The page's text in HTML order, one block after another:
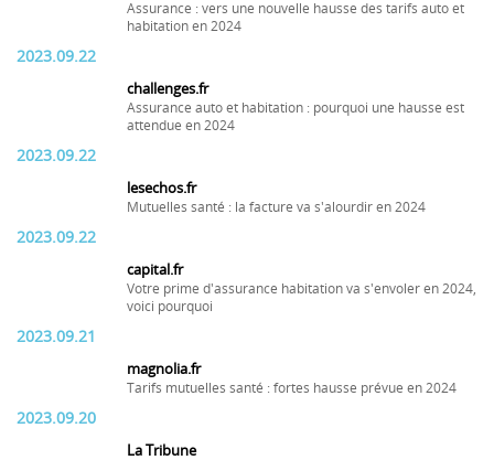
Assurance : vers une nouvelle hausse des tarifs auto et
habitation en 2024
2023.09.22
challenges.fr
Assurance auto et habitation : pourquoi une hausse est
attendue en 2024
2023.09.22
lesechos.fr
Mutuelles santé : la facture va s'alourdir en 2024
2023.09.22
capital.fr
Votre prime d'assurance habitation va s'envoler en 2024,
voici pourquoi
2023.09.21
magnolia.fr
Tarifs mutuelles santé : fortes hausse prévue en 2024
2023.09.20
La Tribune